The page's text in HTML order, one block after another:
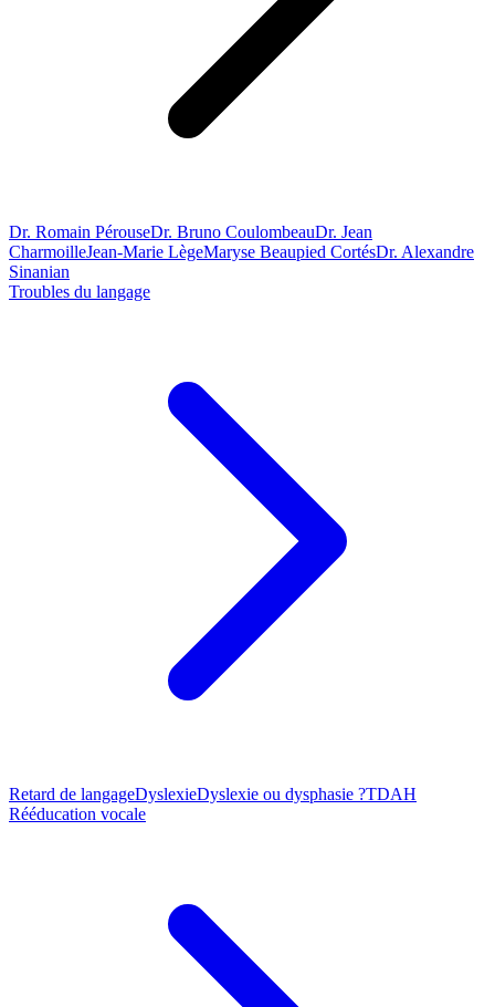
Dr. Romain PérouseDr. Bruno CoulombeauDr. Jean
CharmoilleJean-Marie LègeMaryse Beaupied CortésDr. Alexandre
Sinanian
Troubles du langage
Retard de langageDyslexieDyslexie ou dysphasie ?TDAH
Rééducation vocale